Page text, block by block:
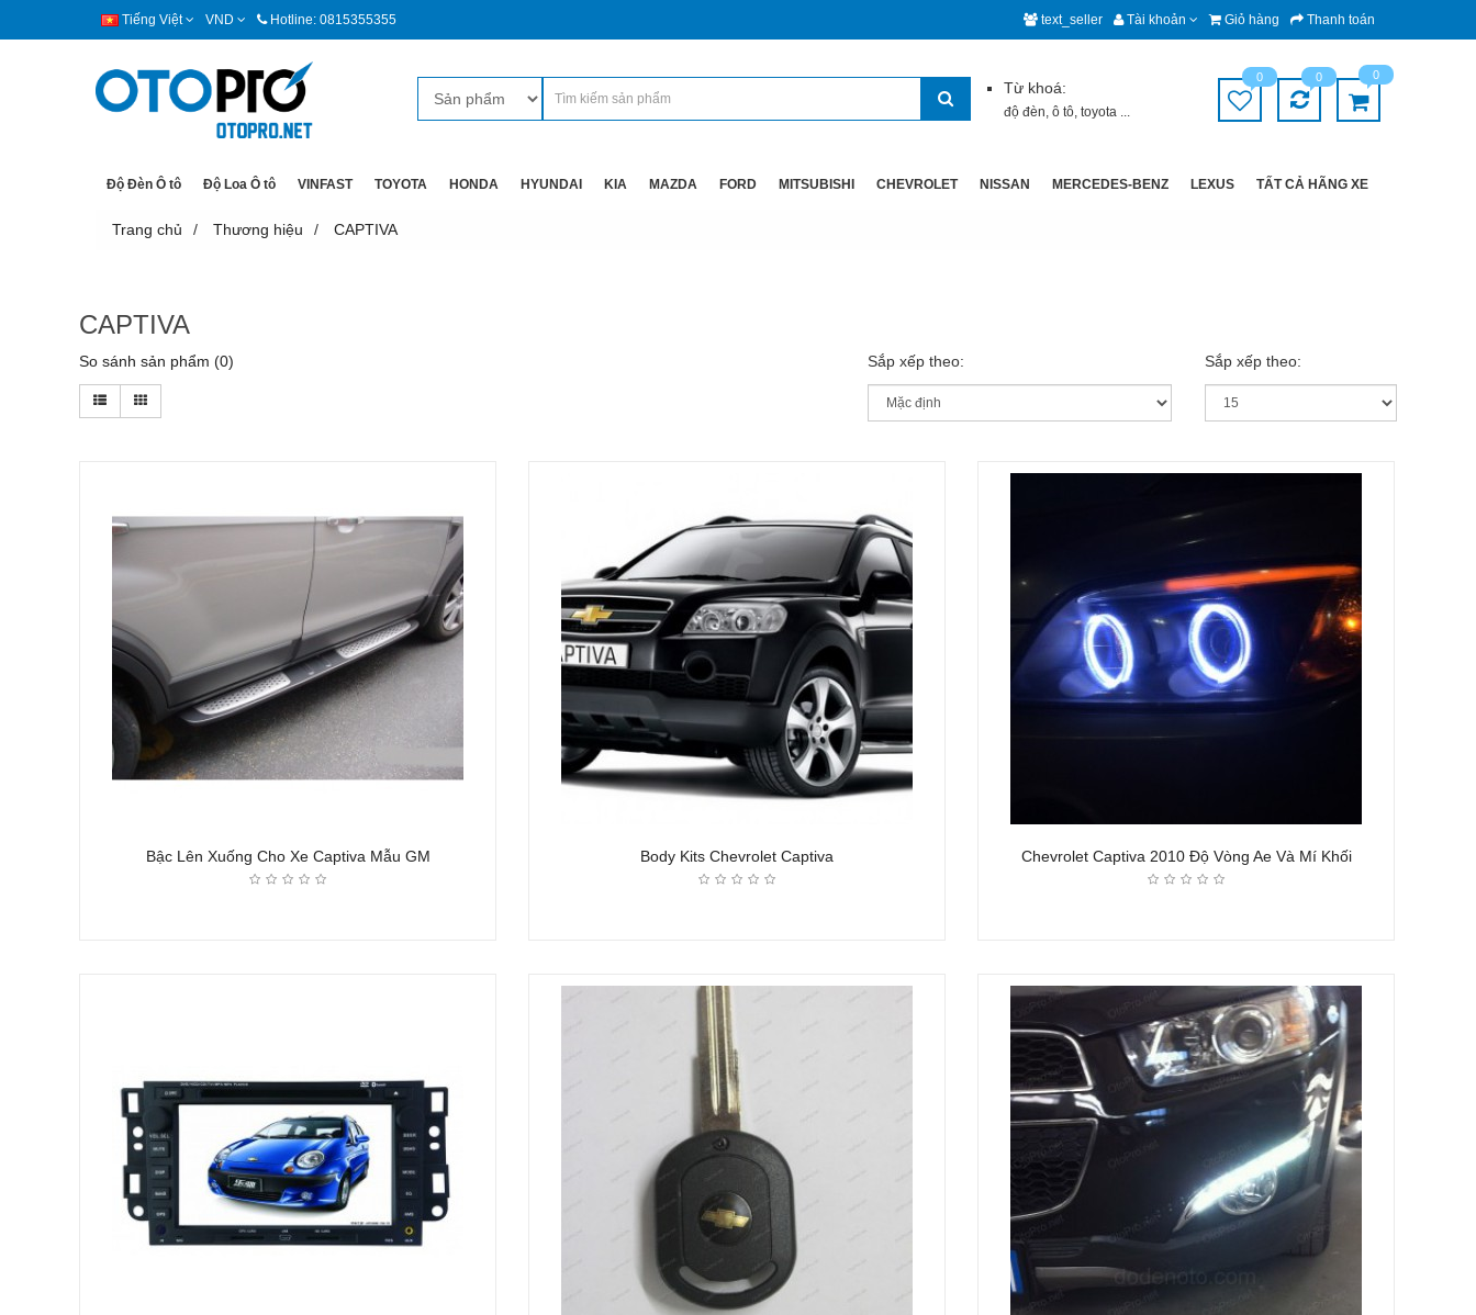
Tiếng Việt VND Hotline: 0815355355 text_seller Tài khoản Giỏ hàng Thanh toán
Từ khoá:
độ đèn, ô tô, toyota ...
0 0 0
Độ Đèn Ô tô Độ Loa Ô tô VINFAST TOYOTA HONDA HYUNDAI KIA MAZDA FORD MITSUBISHI CHEVROLET NISSAN MERCEDES-BENZ LEXUS TẤT CẢ HÃNG XE
Trang chủ Thương hiệu CAPTIVA
CAPTIVA
So sánh sản phẩm (0) Sắp xếp theo: Sắp xếp theo:
Bậc Lên Xuống Cho Xe Captiva Mẫu GM Body Kits Chevrolet Captiva Chevrolet Captiva 2010 Độ Vòng Ae Và Mí Khối